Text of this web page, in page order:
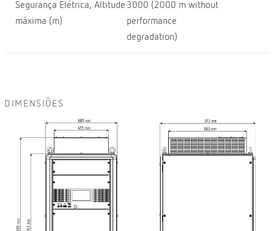
Segurança Elétrica, Altitude
máxima (m)
3000 (2000 m without
performance
degradation)
DIMENSIÕES